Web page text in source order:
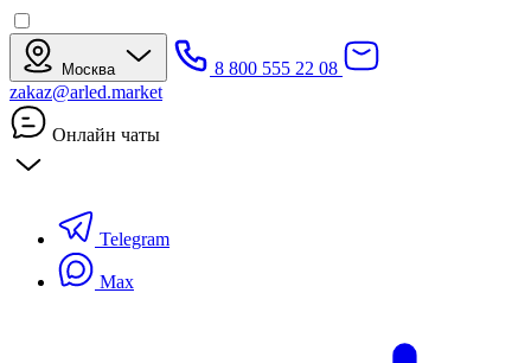
Москва
8 800 555 22 08
zakaz@arled.market
Онлайн чаты
Telegram
Max